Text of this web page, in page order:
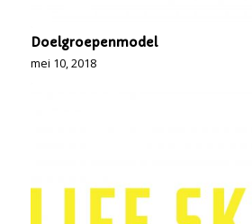
Doelgroepenmodel
mei 10, 2018